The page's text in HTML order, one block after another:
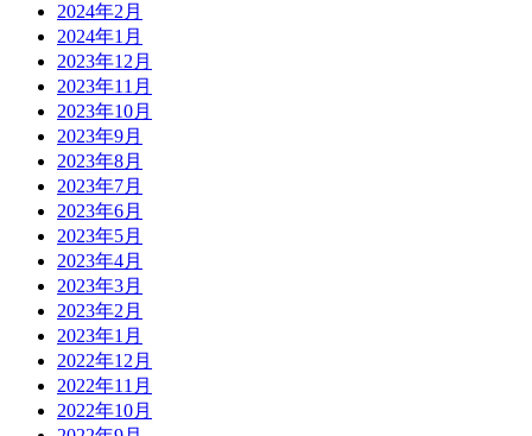
2024年2月
2024年1月
2023年12月
2023年11月
2023年10月
2023年9月
2023年8月
2023年7月
2023年6月
2023年5月
2023年4月
2023年3月
2023年2月
2023年1月
2022年12月
2022年11月
2022年10月